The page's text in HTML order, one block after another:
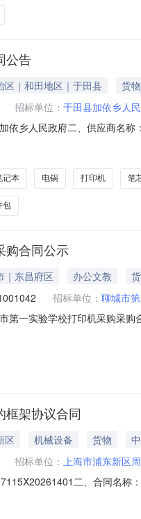
公告
区｜和田地区｜于田县
货物
招标单位： 于田县加依乡人
依乡人民政府二、供应商名
3.00381143得力家居饰品笔
记本 电锅 打印机 笔
包
购合同公示
｜东昌府区 办公文教
招标单位： 聊城市
第一实验学校打印机采购采
乙方）：聊城市东昌府区惠
框架协议合同
区 机械设备 货物
招标单位： 上海市浦东新区
二、合同名称
上海市浦东新区浦东新区惠